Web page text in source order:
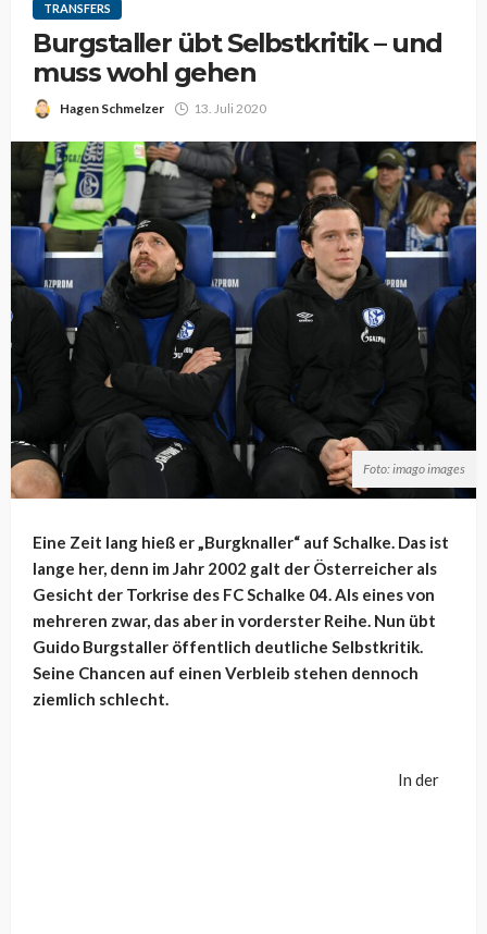
TRANSFERS
Burgstaller übt Selbstkritik – und
muss wohl gehen
Hagen Schmelzer 13. Juli 2020
Foto: imago images
Eine Zeit lang hieß er „Burgknaller“ auf Schalke. Das ist
lange her, denn im Jahr 2002 galt der Österreicher als
Gesicht der Torkrise des FC Schalke 04. Als eines von
mehreren zwar, das aber in vorderster Reihe. Nun übt
Guido Burgstaller öffentlich deutliche Selbstkritik.
Seine Chancen auf einen Verbleib stehen dennoch
ziemlich schlecht.
In der